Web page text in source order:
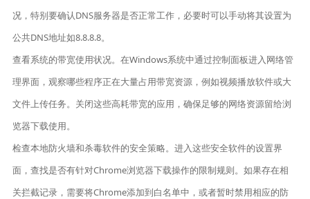
况，特别要确认DNS服务器是否正常工作，必要时可以手动将其设置为
公共DNS地址如8.8.8.8。
查看系统的带宽使用状况。在Windows系统中通过控制面板进入网络管
理界面，观察哪些程序正在大量占用带宽资源，例如视频播放软件或大
文件上传任务。关闭这些高耗带宽的应用，确保足够的网络资源留给浏
览器下载使用。
检查本地防火墙和杀毒软件的安全策略。进入这些安全软件的设置界
面，查找是否有针对Chrome浏览器下载操作的限制规则。如果存在相
关拦截记录，需要将Chrome添加到白名单中，或者暂时禁用相应的防